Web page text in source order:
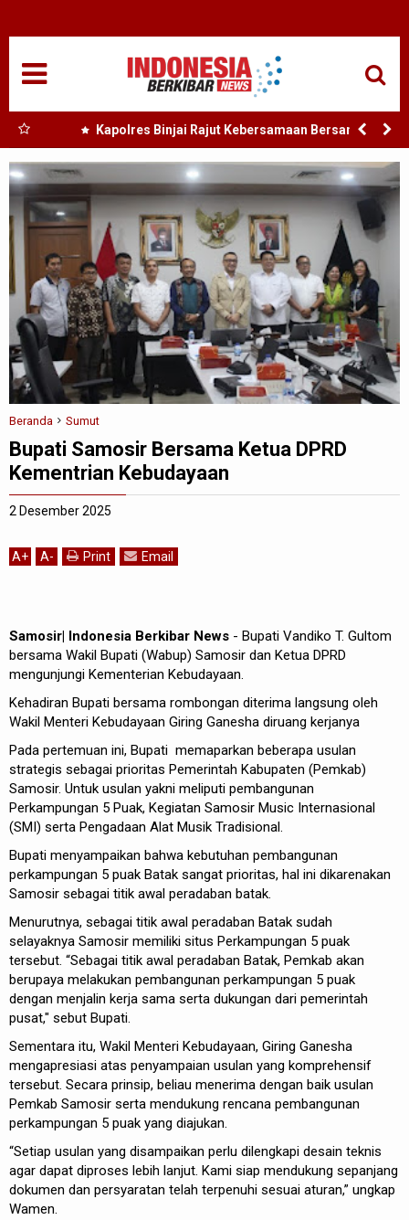
Kapolres Binjai Rajut Kebersamaan Bersama
Komunitas Ojek Online Kota Binjai
Beranda Sumut
Bupati Samosir Bersama Ketua DPRD
Kementrian Kebudayaan
2 Desember 2025
A+ A- Print Email
Samosir| Indonesia Berkibar News - Bupati Vandiko T. Gultom
bersama Wakil Bupati (Wabup) Samosir dan Ketua DPRD
mengunjungi Kementerian Kebudayaan.
Kehadiran Bupati bersama rombongan diterima langsung oleh
Wakil Menteri Kebudayaan Giring Ganesha diruang kerjanya
Pada pertemuan ini, Bupati memaparkan beberapa usulan
strategis sebagai prioritas Pemerintah Kabupaten (Pemkab)
Samosir. Untuk usulan yakni meliputi pembangunan
Perkampungan 5 Puak, Kegiatan Samosir Music Internasional
(SMI) serta Pengadaan Alat Musik Tradisional.
Bupati menyampaikan bahwa kebutuhan pembangunan
perkampungan 5 puak Batak sangat prioritas, hal ini dikarenakan
Samosir sebagai titik awal peradaban batak.
Menurutnya, sebagai titik awal peradaban Batak sudah
selayaknya Samosir memiliki situs Perkampungan 5 puak
tersebut. “Sebagai titik awal peradaban Batak, Pemkab akan
berupaya melakukan pembangunan perkampungan 5 puak
dengan menjalin kerja sama serta dukungan dari pemerintah
pusat," sebut Bupati.
Sementara itu, Wakil Menteri Kebudayaan, Giring Ganesha
mengapresiasi atas penyampaian usulan yang komprehensif
tersebut. Secara prinsip, beliau menerima dengan baik usulan
Pemkab Samosir serta mendukung rencana pembangunan
perkampungan 5 puak yang diajukan.
“Setiap usulan yang disampaikan perlu dilengkapi desain teknis
agar dapat diproses lebih lanjut. Kami siap mendukung sepanjang
dokumen dan persyaratan telah terpenuhi sesuai aturan,” ungkap
Wamen.
NASIONAL
SUMUT
MEDAN
TANJUNGBALAI
ACEH
EDUKASI
ADVETORIAL
REDAKSI